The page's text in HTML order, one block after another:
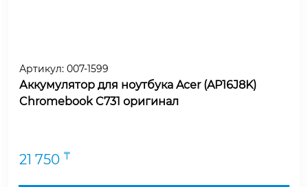
Артикул: 007-1599
Аккумулятор для ноутбука Acer (AP16J8K)
Chromebook C731 оригинал
21 750 ₸